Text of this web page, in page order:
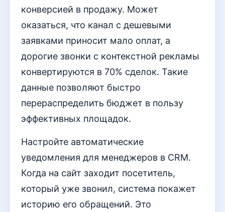
конверсией в продажу. Может
оказаться, что канал с дешевыми
заявками приносит мало оплат, а
дорогие звонки с контекстной рекламы
конвертируются в 70% сделок. Такие
данные позволяют быстро
перераспределить бюджет в пользу
эффективных площадок.
Настройте автоматические
уведомления для менеджеров в CRM.
Когда на сайт заходит посетитель,
который уже звонил, система покажет
историю его обращений. Это